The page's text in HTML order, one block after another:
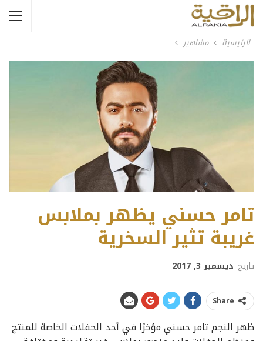
الرئيسية مشاهير
تامر حسني يظهر بملابس
غريبة تثير السخرية
تاريخ ديسمبر 3, 2017
Share
ظهر النجم تامر حسني مؤخرًا في أحد الحفلات الخاصة للمنتج